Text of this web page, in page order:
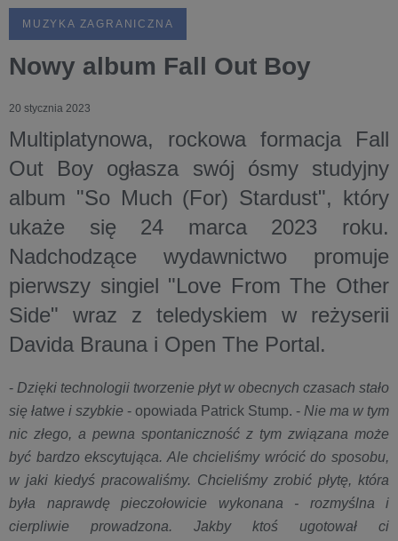
MUZYKA ZAGRANICZNA
Nowy album Fall Out Boy
20 stycznia 2023
Multiplatynowa, rockowa formacja Fall
Out Boy ogłasza swój ósmy studyjny
album "So Much (For) Stardust", który
ukaże się 24 marca 2023 roku.
Nadchodzące wydawnictwo promuje
pierwszy singiel "Love From The Other
Side" wraz z teledyskiem w reżyserii
Davida Brauna i Open The Portal.
- Dzięki technologii tworzenie płyt w obecnych czasach stało
się łatwe i szybkie - opowiada Patrick Stump. - Nie ma w tym
nic złego, a pewna spontaniczność z tym związana może
być bardzo ekscytująca. Ale chcieliśmy wrócić do sposobu,
w jaki kiedyś pracowaliśmy. Chcieliśmy zrobić płytę, która
była naprawdę pieczołowicie wykonana - rozmyślna i
cierpliwie prowadzona. Jakby ktoś ugotował ci